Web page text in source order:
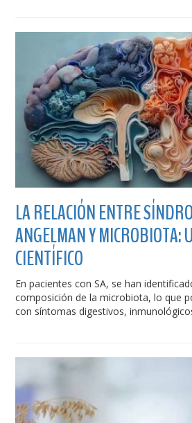
LA RELACIÓN ENTRE
ANGELMAN Y MICROBIOTA:
CIENTÍFICO
En pacientes con SA, se han
composición de la microbiota, lo que
con síntomas digestivos,